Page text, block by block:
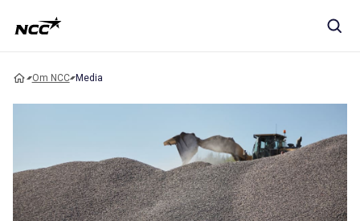
Om NCC Media